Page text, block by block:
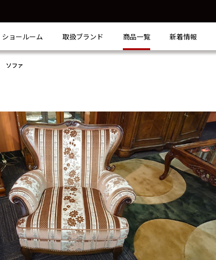
ショールーム 取扱ブランド 商品一覧 新着情報
ソファ